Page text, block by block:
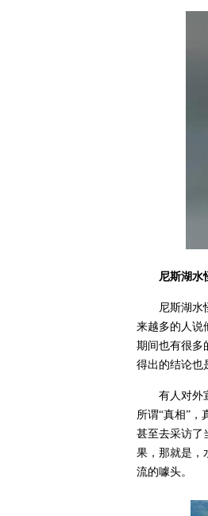
尼斯湖水
尼斯湖水
来越多的人说
期间也有很多
得出的结论也
有人对外
所谓“真相”，
甚至去采访了
果，那就是，
流的噱头。